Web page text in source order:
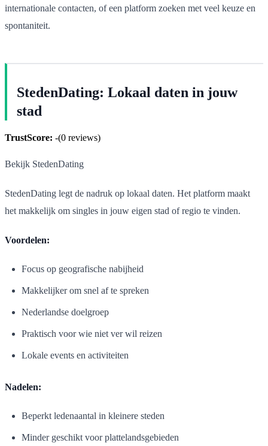
internationale contacten, of een platform zoeken met veel keuze en
spontaniteit.
StedenDating: Lokaal daten in jouw
stad
TrustScore: -(0 reviews)
Bekijk StedenDating
StedenDating legt de nadruk op lokaal daten. Het platform maakt
het makkelijk om singles in jouw eigen stad of regio te vinden.
Voordelen:
Focus op geografische nabijheid
Makkelijker om snel af te spreken
Nederlandse doelgroep
Praktisch voor wie niet ver wil reizen
Lokale events en activiteiten
Nadelen:
Beperkt ledenaantal in kleinere steden
Minder geschikt voor plattelandsgebieden